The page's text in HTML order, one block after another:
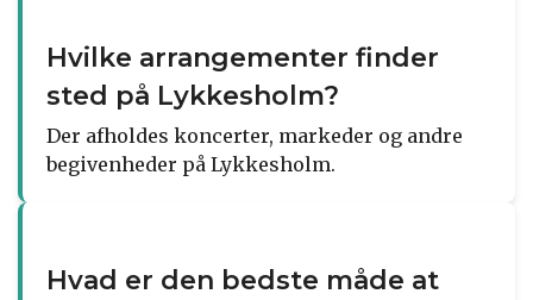
Hvilke arrangementer finder
sted på Lykkesholm?
Der afholdes koncerter, markeder og andre
begivenheder på Lykkesholm.
Hvad er den bedste måde at